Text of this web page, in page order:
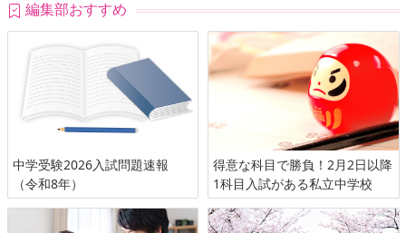
編集部おすすめ
中学受験2026入試問題速報
（令和8年）
得意な科目で勝負！2月2日以降
1科目入試がある私立中学校